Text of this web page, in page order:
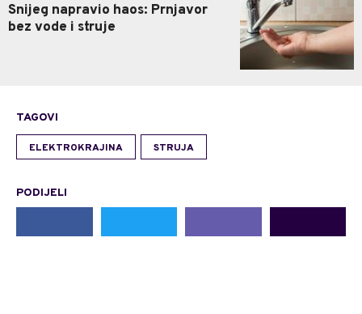
Snijeg napravio haos: Prnjavor
bez vode i struje
TAGOVI
ELEKTROKRAJINA STRUJA
PODIJELI